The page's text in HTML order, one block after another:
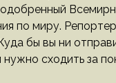
по миру.
бы вы ни
сходить за